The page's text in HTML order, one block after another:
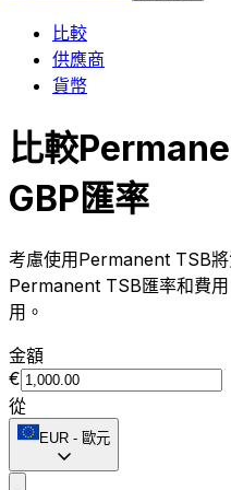
比較
供應商
貨幣
比較
GBP匯率
考慮使用Permanent TSB
Permanent TSB匯率和費
用。
金額
€
從
EUR - 歐元